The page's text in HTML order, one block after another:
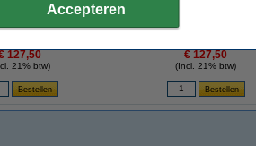
inktcartridge magenta
(origineel)
127,50
21% btw)
hoge capaciteit (origineel)
€ 127,50
(Incl. 21% btw)
Accepteren